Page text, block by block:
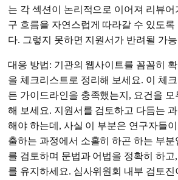
는 각 섹션이 논리적으로 이어져 리뷰어
구 흐름을 자연스럽게 따라갈 수 있도록
다. 그렇지 못하면 지원서가 반려될 가
대응 방법: 기관의 웹사이트를 꼼꼼히
을 체크리스트로 정리해 보세요. 이 체
든 가이드라인을 충족했는지, 요건을 모
해 보세요. 지원서를 검토하고 다듬는
해야 하는데, 사실 이 부분은 연구자들
출하는 과정에서 소홀히 하곤 하는 부분
를 검토하며 문법과 어법을 정확히 하
를 유지하세요. 심사위원회 내부 검토